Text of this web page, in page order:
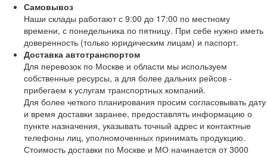
Самовывоз
Наши склады работают с 9:00 до 17:00 по местному
времени, с понедельника по пятницу. При себе нужно иметь
доверенность (только юридическим лицам) и паспорт.
Доставка автотранспортом
Для перевозок по Москве и области мы используем
собственные ресурсы, а для более дальних рейсов -
прибегаем к услугам транспортных компаний.
Для более четкого планирования просим согласовывать дату
и время доставки заранее, предоставлять информацию о
пункте назначения, указывать точный адрес и контактные
телефоны лиц, уполномоченных принимать продукцию.
Стоимость доставки по Москве и МО начинается от 3000